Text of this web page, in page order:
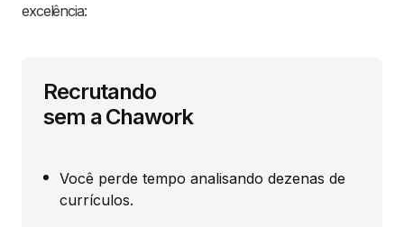
excelência:
Recrutando
sem a Chawork
Você perde tempo analisando dezenas de
currículos.